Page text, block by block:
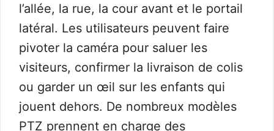
l’allée, la rue, la cour avant et le portail
latéral. Les utilisateurs peuvent faire
pivoter la caméra pour saluer les
visiteurs, confirmer la livraison de colis
ou garder un œil sur les enfants qui
jouent dehors. De nombreux modèles
PTZ prennent en charge des